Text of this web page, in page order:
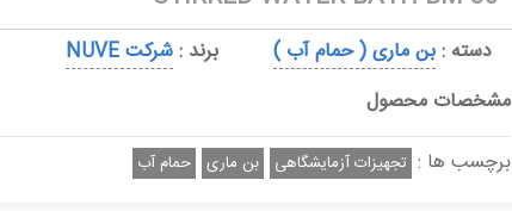
دسته :بن ماری ( حمام آب ) برند :شرکت NUVE
مشخصات محصول
برچسب ها : تجهیزات آزمایشگاهی بن ماری حمام آب